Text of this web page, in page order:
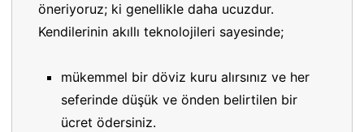
öneriyoruz; ki genellikle daha ucuzdur.
Kendilerinin akıllı teknolojileri sayesinde;
mükemmel bir döviz kuru alırsınız ve her
seferinde düşük ve önden belirtilen bir
ücret ödersiniz.